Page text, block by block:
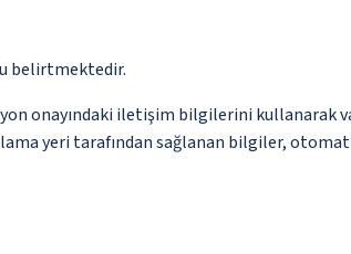
belirtmektedir.
onayındaki iletişim bilgilerini kullanarak
yeri tarafından sağlanan bilgiler,